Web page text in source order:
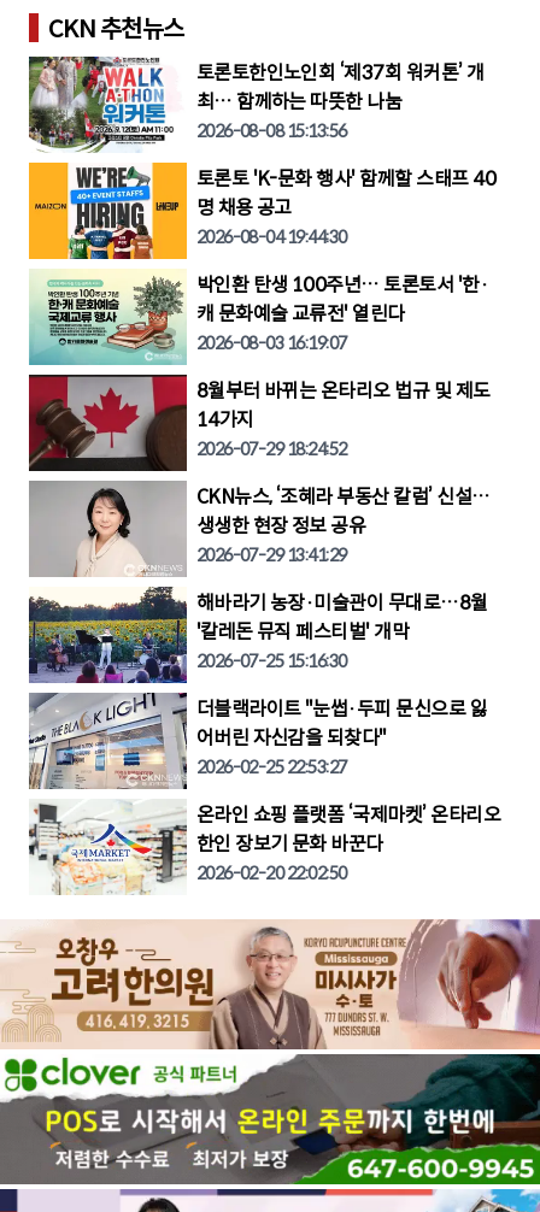
CKN 추천뉴스
토론토한인노인회 ‘제37회 워커톤’ 개
최… 함께하는 따뜻한 나눔
2026-08-08 15:13:56
토론토 'K-문화 행사' 함께할 스태프 40
명 채용 공고
2026-08-04 19:44:30
박인환 탄생 100주년… 토론토서 '한·
캐 문화예술 교류전' 열린다
2026-08-03 16:19:07
8월부터 바뀌는 온타리오 법규 및 제도
14가지
2026-07-29 18:24:52
CKN뉴스, ‘조혜라 부동산 칼럼’ 신설…
생생한 현장 정보 공유
2026-07-29 13:41:29
해바라기 농장·미술관이 무대로…8월
'칼레돈 뮤직 페스티벌' 개막
2026-07-25 15:16:30
더블랙라이트 "눈썹·두피 문신으로 잃
어버린 자신감을 되찾다"
2026-02-25 22:53:27
온라인 쇼핑 플랫폼 ‘국제마켓’ 온타리오
한인 장보기 문화 바꾼다
2026-02-20 22:02:50